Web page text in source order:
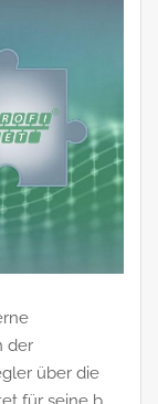
der
über die